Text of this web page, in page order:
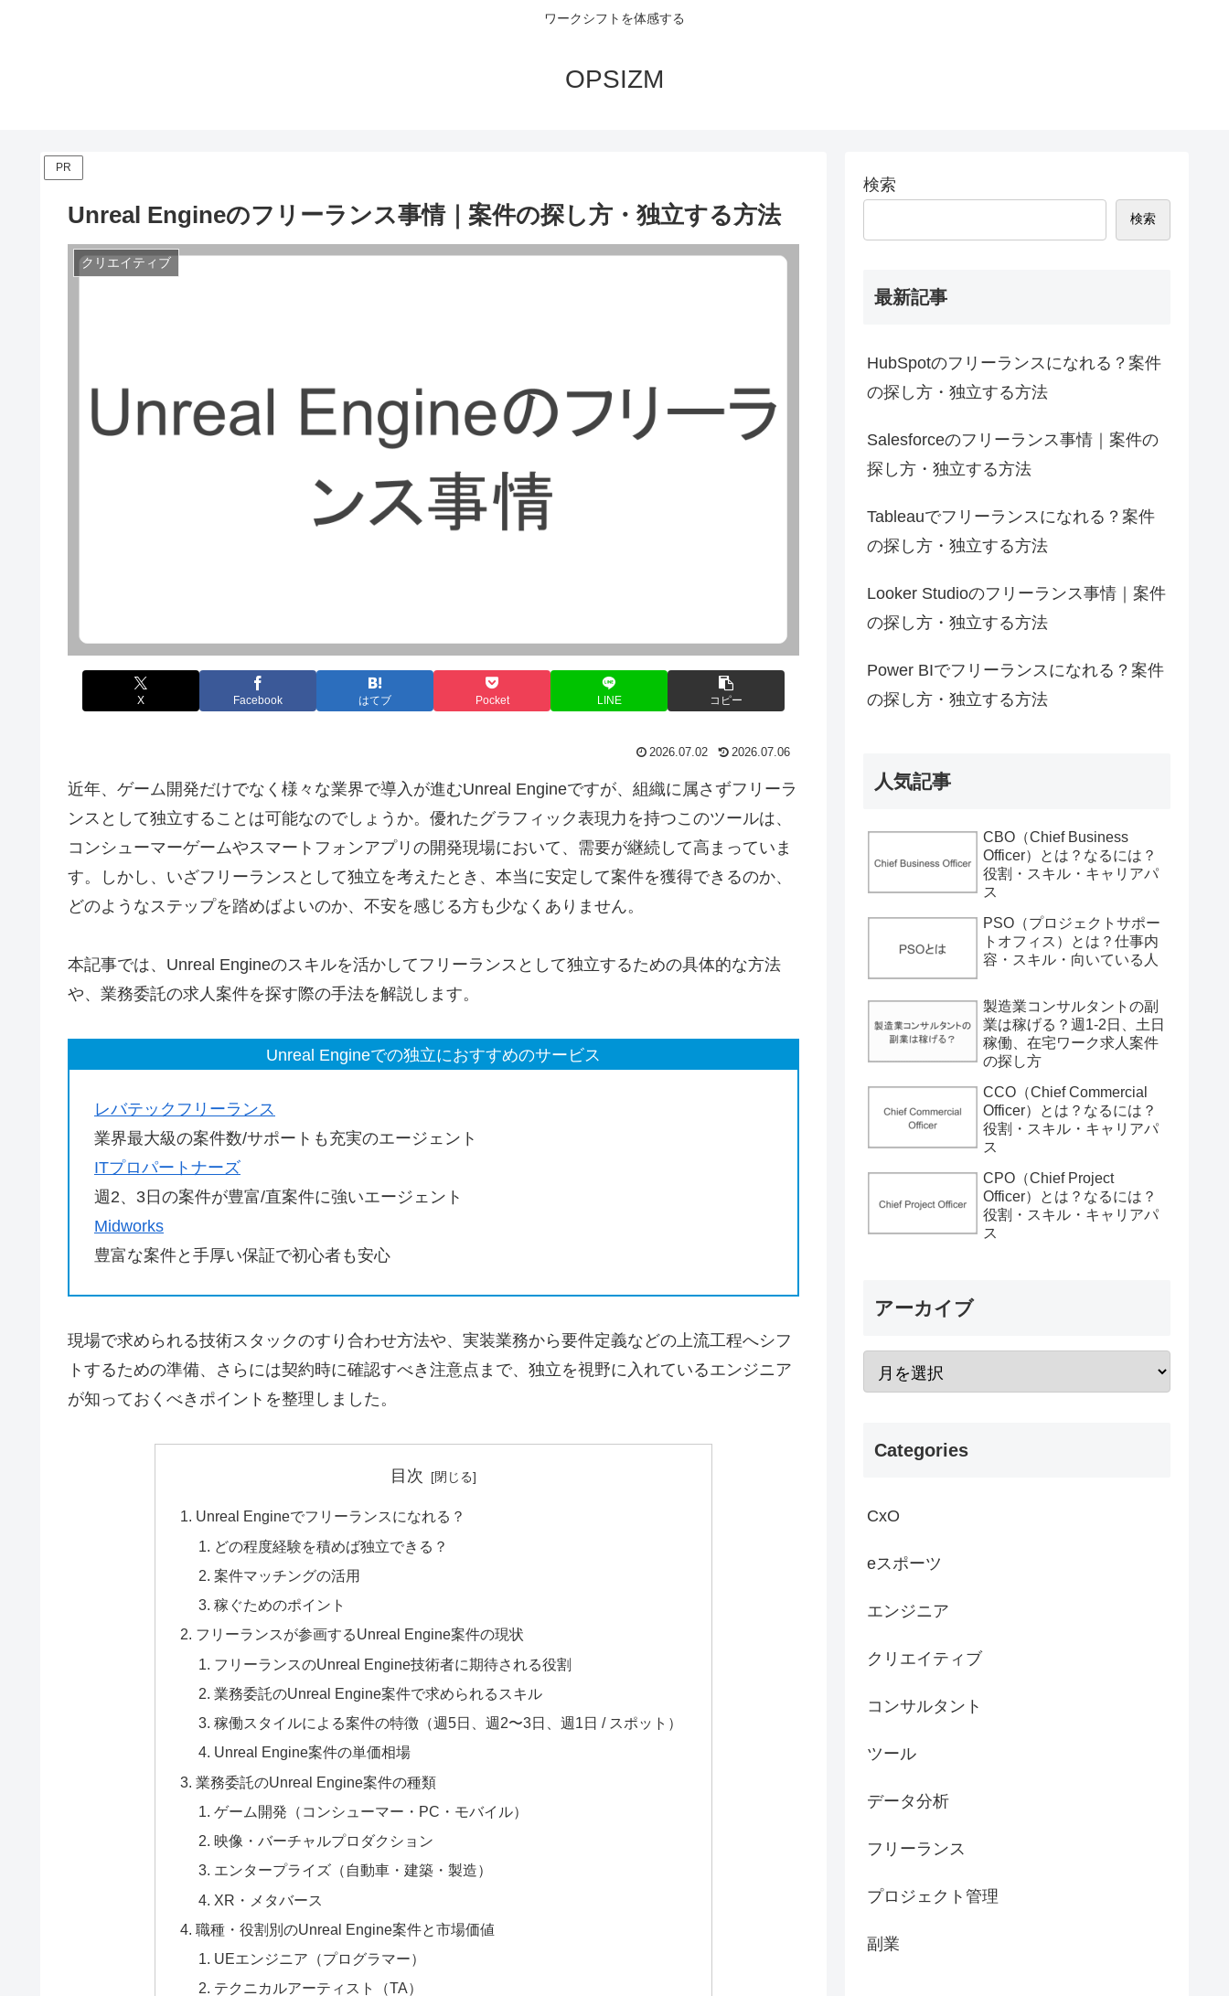
ワークシフトを体感する
OPSIZM
PR
Unreal Engineのフリーランス事情｜案件の探し方・独立する方法
クリエイティブ
X Facebook はてブ Pocket LINE コピー
2026.07.02 2026.07.06
近年、ゲーム開発だけでなく様々な業界で導入が進むUnreal Engineですが、組織に属さずフリーラ
ンスとして独立することは可能なのでしょうか。優れたグラフィック表現力を持つこのツールは、
コンシューマーゲームやスマートフォンアプリの開発現場において、需要が継続して高まっていま
す。しかし、いざフリーランスとして独立を考えたとき、本当に安定して案件を獲得できるのか、
どのようなステップを踏めばよいのか、不安を感じる方も少なくありません。
本記事では、Unreal Engineのスキルを活かしてフリーランスとして独立するための具体的な方法
や、業務委託の求人案件を探す際の手法を解説します。
Unreal Engineでの独立におすすめのサービス
レバテックフリーランス
業界最大級の案件数/サポートも充実のエージェント
ITプロパートナーズ
週2、3日の案件が豊富/直案件に強いエージェント
Midworks
豊富な案件と手厚い保証で初心者も安心
現場で求められる技術スタックのすり合わせ方法や、実装業務から要件定義などの上流工程へシフ
トするための準備、さらには契約時に確認すべき注意点まで、独立を視野に入れているエンジニア
が知っておくべきポイントを整理しました。
目次
Unreal Engineでフリーランスになれる？
どの程度経験を積めば独立できる？
案件マッチングの活用
稼ぐためのポイント
フリーランスが参画するUnreal Engine案件の現状
フリーランスのUnreal Engine技術者に期待される役割
業務委託のUnreal Engine案件で求められるスキル
稼働スタイルによる案件の特徴（週5日、週2〜3日、週1日 / スポット）
Unreal Engine案件の単価相場
業務委託のUnreal Engine案件の種類
ゲーム開発（コンシューマー・PC・モバイル）
映像・バーチャルプロダクション
エンタープライズ（自動車・建築・製造）
XR・メタバース
職種・役割別のUnreal Engine案件と市場価値
UEエンジニア（プログラマー）
テクニカルアーティスト（TA）
検索
検索
最新記事
HubSpotのフリーランスになれる？案件
の探し方・独立する方法
Salesforceのフリーランス事情｜案件の
探し方・独立する方法
Tableauでフリーランスになれる？案件
の探し方・独立する方法
Looker Studioのフリーランス事情｜案件
の探し方・独立する方法
Power BIでフリーランスになれる？案件
の探し方・独立する方法
人気記事
CBO（Chief Business
Officer）とは？なるには？
役割・スキル・キャリアパ
ス
PSO（プロジェクトサポー
トオフィス）とは？仕事内
容・スキル・向いている人
製造業コンサルタントの副
業は稼げる？週1-2日、土日
稼働、在宅ワーク求人案件
の探し方
CCO（Chief Commercial
Officer）とは？なるには？
役割・スキル・キャリアパ
ス
CPO（Chief Project
Officer）とは？なるには？
役割・スキル・キャリアパ
ス
アーカイブ
Categories
CxO
eスポーツ
エンジニア
クリエイティブ
コンサルタント
ツール
データ分析
フリーランス
プロジェクト管理
副業